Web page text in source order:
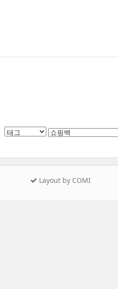
Layout by COMI